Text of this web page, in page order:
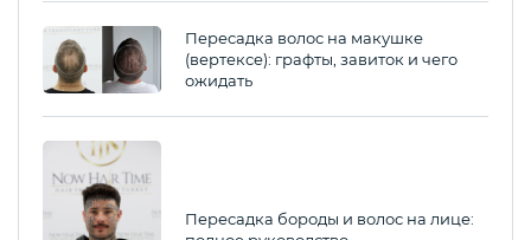
Пересадка волос на макушке
(вертексе): графты, завиток и чего
ожидать
Пересадка бороды и волос на лице: